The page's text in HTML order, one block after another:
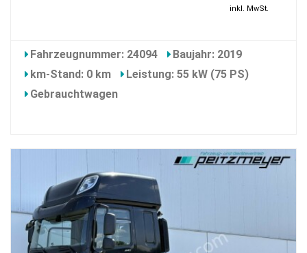
inkl. MwSt.
Fahrzeugnummer: 24094
Baujahr: 2019
km-Stand: 0 km
Leistung: 55 kW (75 PS)
Gebrauchtwagen